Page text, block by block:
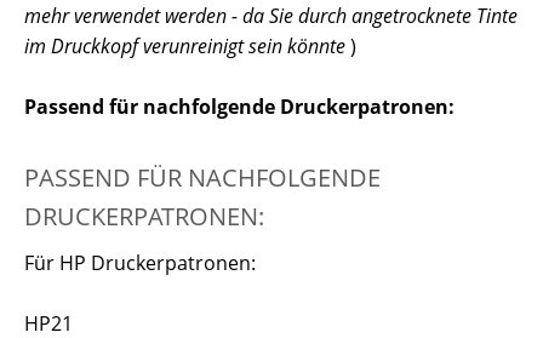
mehr verwendet werden - da Sie durch angetrocknete Tinte
im Druckkopf verunreinigt sein könnte)
Passend für nachfolgende Druckerpatronen:
PASSEND FÜR NACHFOLGENDE
DRUCKERPATRONEN:
Für HP Druckerpatronen:
HP21